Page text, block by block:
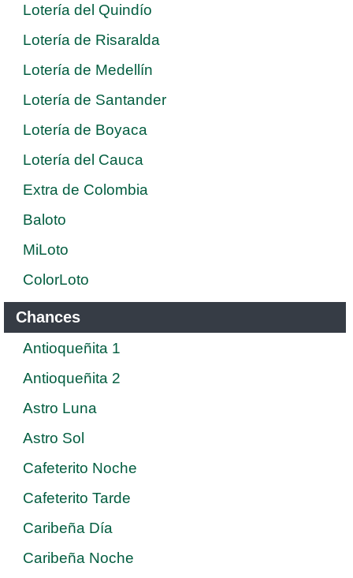
Lotería del Quindío
Lotería de Risaralda
Lotería de Medellín
Lotería de Santander
Lotería de Boyaca
Lotería del Cauca
Extra de Colombia
Baloto
MiLoto
ColorLoto
Chances
Antioqueñita 1
Antioqueñita 2
Astro Luna
Astro Sol
Cafeterito Noche
Cafeterito Tarde
Caribeña Día
Caribeña Noche